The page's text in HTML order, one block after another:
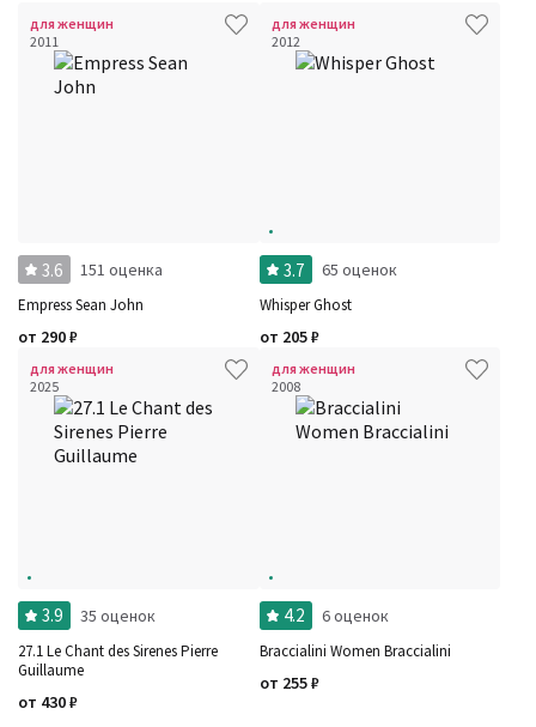
для женщин
2011
3.6 151 оценка
Empress Sean John
от 290₽
для женщин
2012
3.7 65 оценок
Whisper Ghost
от 205₽
для женщин
2025
3.9 35 оценок
27.1 Le Chant des Sirenes Pierre
Guillaume
от 430₽
для женщин
2008
4.2 6 оценок
Braccialini Women Braccialini
от 255₽